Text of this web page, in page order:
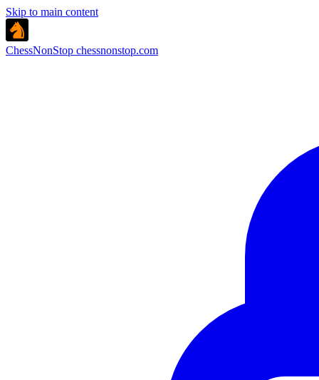
Skip to main content
ChessNonStop chessnonstop.com